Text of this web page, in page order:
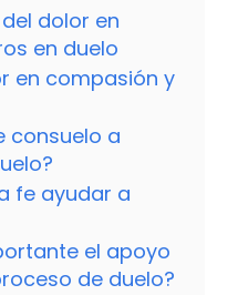
dolor en
en duelo
en compasión y
consuelo a
fe ayudar a
el apoyo
de duelo?